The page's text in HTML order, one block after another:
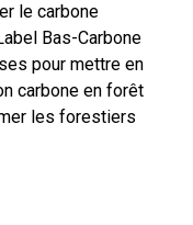
le carbone
Bas-Carbone
pour mettre en
carbone en forêt
les forestiers